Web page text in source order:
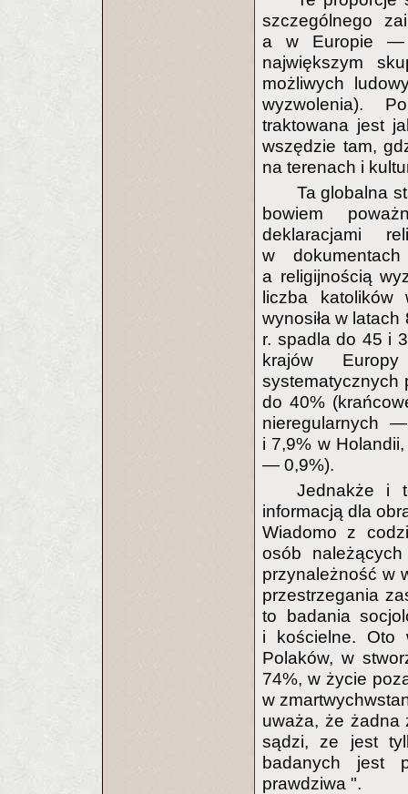
szczególnego
a w Europie —
największym
możliwych
wyzwolenia).
traktowana jest
wszędzie tam,
na terenach i
Ta globalna
bowiem
deklaracjami
w
a religijnością
liczba katolików
wynosiła w
r. spadla do 45 i
krajów
systematycznych
do 40%
nieregularnych
i 7,9% w
— 0,9%).
Jednakże i
informacją dla
Wiadomo z
osób
przynależność w
przestrzegania
to badania
i kościelne. Oto
Polaków, w
74%, w życie
w
uważa, że żadna
sądzi, ze jest
badanych jest
prawdziwa ".